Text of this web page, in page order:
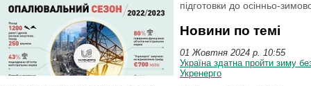
підготовки до осінньо-
Новини по темі
01 Жовтня 2024 p. 10:55
Україна здатна пройти зиму
Укренерго